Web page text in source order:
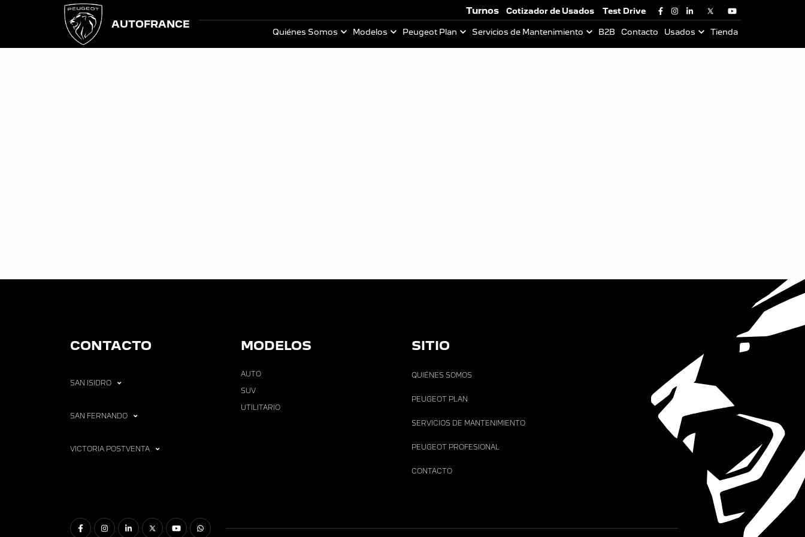
AUTOFRANCE
Turnos Cotizador de Usados Test Drive
Quiénes Somos Modelos Peugeot Plan Servicios de Mantenimiento B2B Contacto Usados Tienda
CONTACTO
SAN ISIDRO
SAN FERNANDO
VICTORIA POSTVENTA
MODELOS
AUTO
SUV
UTILITARIO
SITIO
QUIÉNES SOMOS
PEUGEOT PLAN
SERVICIOS DE MANTENIMIENTO
PEUGEOT PROFESIONAL
CONTACTO